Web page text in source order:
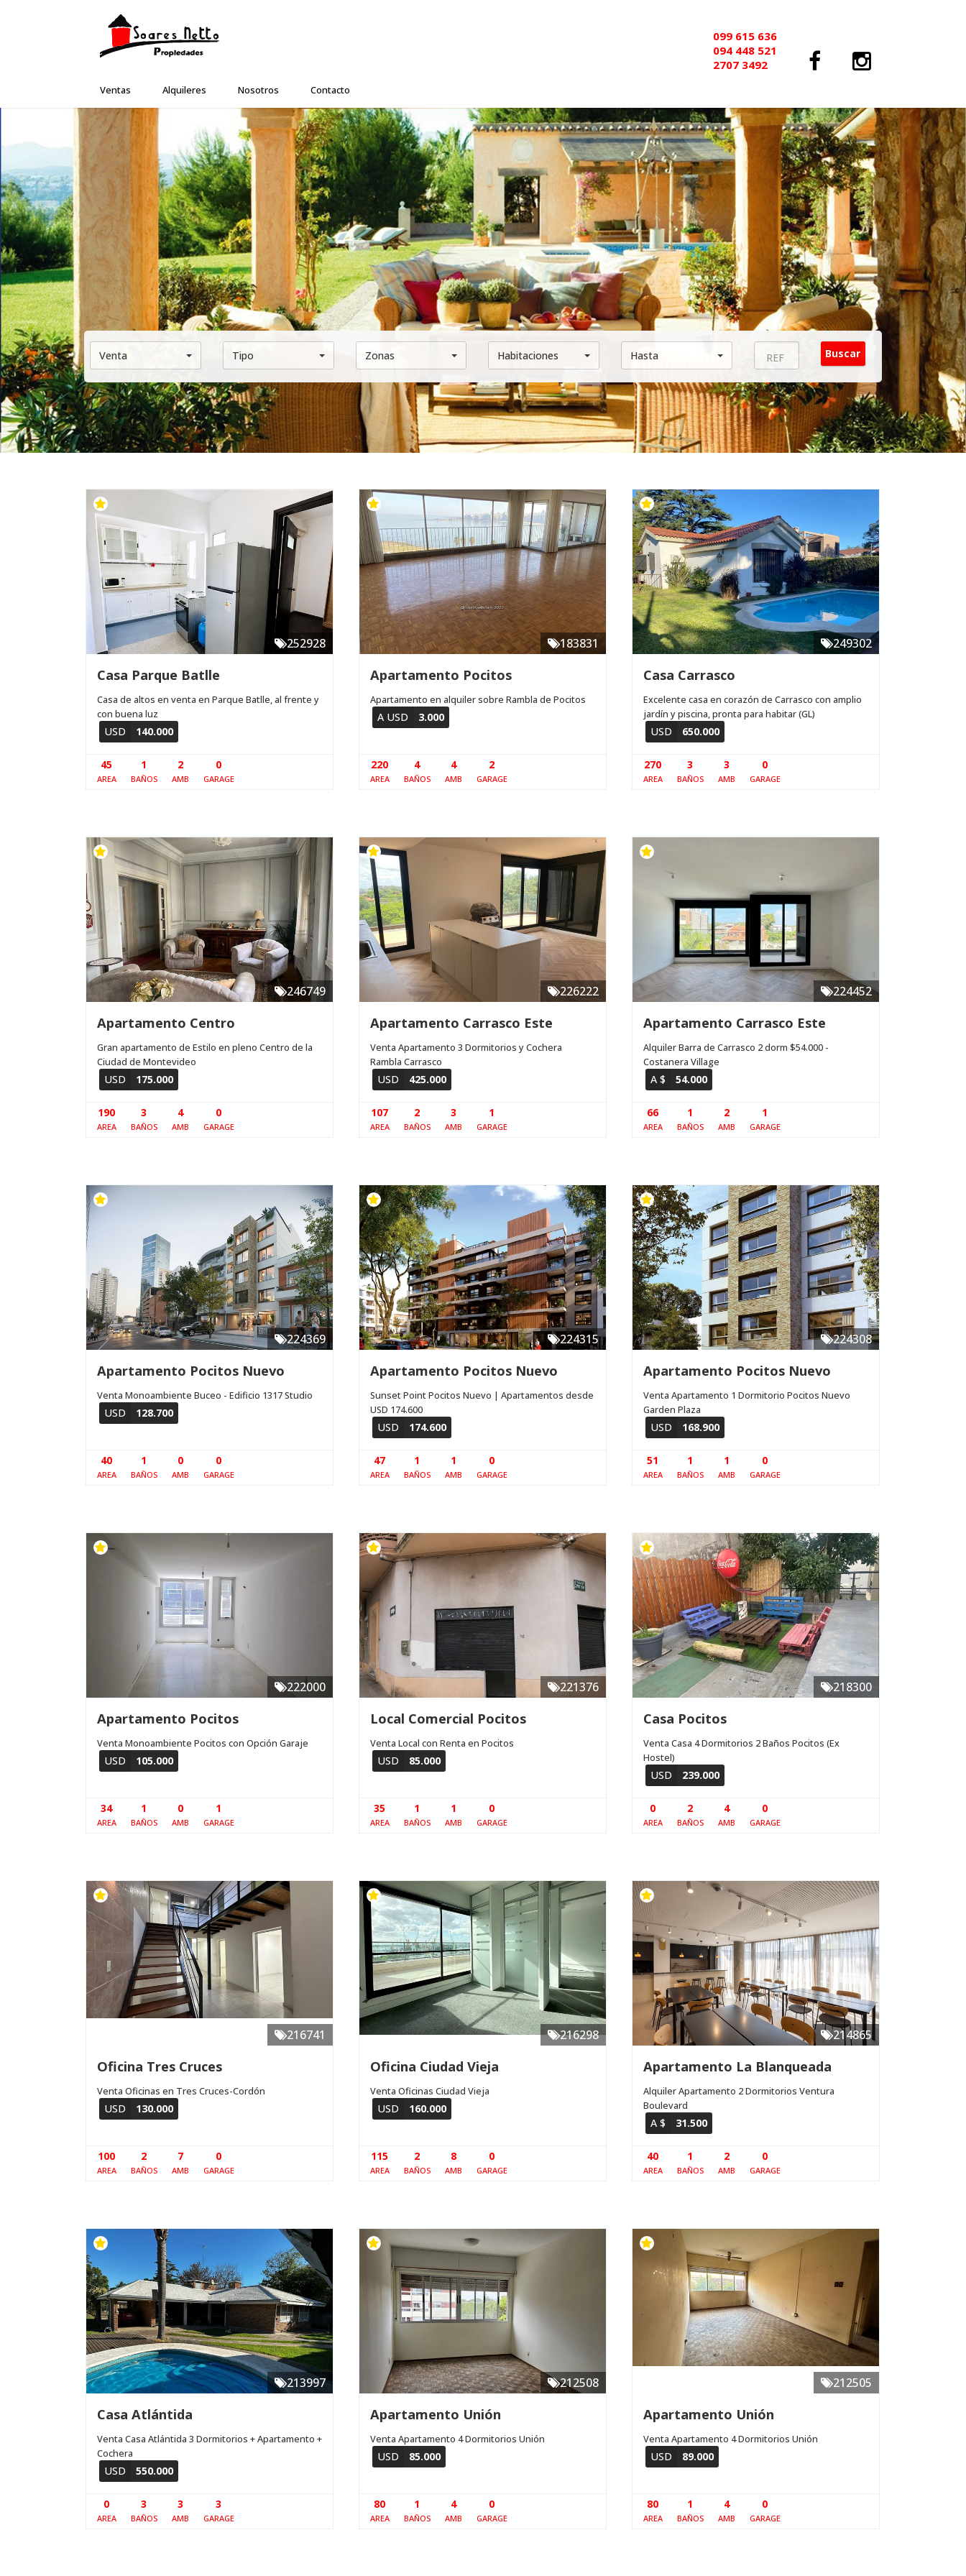
099 615 636
094 448 521
2707 3492
Ventas Alquileres Nosotros Contacto
Venta Tipo Zonas Habitaciones Hasta
252928
Casa Parque Batlle
Casa de altos en venta en Parque Batlle, al frente y
con buena luz
USD 140.000
45
AREA
1
BAÑOS
2
AMB
0
GARAGE
183831
Apartamento Pocitos
Apartamento en alquiler sobre Rambla de Pocitos
A USD 3.000
220
AREA
4
BAÑOS
4
AMB
2
GARAGE
249302
Casa Carrasco
Excelente casa en corazón de Carrasco con amplio
jardín y piscina, pronta para habitar (GL)
USD 650.000
270
AREA
3
BAÑOS
3
AMB
0
GARAGE
246749
Apartamento Centro
Gran apartamento de Estilo en pleno Centro de la
Ciudad de Montevideo
USD 175.000
190
AREA
3
BAÑOS
4
AMB
0
GARAGE
226222
Apartamento Carrasco Este
Venta Apartamento 3 Dormitorios y Cochera
Rambla Carrasco
USD 425.000
107
AREA
2
BAÑOS
3
AMB
1
GARAGE
224452
Apartamento Carrasco Este
Alquiler Barra de Carrasco 2 dorm $54.000 -
Costanera Village
A $ 54.000
66
AREA
1
BAÑOS
2
AMB
1
GARAGE
224369
Apartamento Pocitos Nuevo
Venta Monoambiente Buceo - Edificio 1317 Studio
USD 128.700
40
AREA
1
BAÑOS
0
AMB
0
GARAGE
224315
Apartamento Pocitos Nuevo
Sunset Point Pocitos Nuevo | Apartamentos desde
USD 174.600
USD 174.600
47
AREA
1
BAÑOS
1
AMB
0
GARAGE
224308
Apartamento Pocitos Nuevo
Venta Apartamento 1 Dormitorio Pocitos Nuevo
Garden Plaza
USD 168.900
51
AREA
1
BAÑOS
1
AMB
0
GARAGE
222000
Apartamento Pocitos
Venta Monoambiente Pocitos con Opción Garaje
USD 105.000
34
AREA
1
BAÑOS
0
AMB
1
GARAGE
221376
Local Comercial Pocitos
Venta Local con Renta en Pocitos
USD 85.000
35
AREA
1
BAÑOS
1
AMB
0
GARAGE
218300
Casa Pocitos
Venta Casa 4 Dormitorios 2 Baños Pocitos (Ex
Hostel)
USD 239.000
0
AREA
2
BAÑOS
4
AMB
0
GARAGE
216741
Oficina Tres Cruces
Venta Oficinas en Tres Cruces-Cordón
USD 130.000
100
AREA
2
BAÑOS
7
AMB
0
GARAGE
216298
Oficina Ciudad Vieja
Venta Oficinas Ciudad Vieja
USD 160.000
115
AREA
2
BAÑOS
8
AMB
0
GARAGE
214865
Apartamento La Blanqueada
Alquiler Apartamento 2 Dormitorios Ventura
Boulevard
A $ 31.500
40
AREA
1
BAÑOS
2
AMB
0
GARAGE
213997
Casa Atlántida
Venta Casa Atlántida 3 Dormitorios + Apartamento +
Cochera
USD 550.000
0
AREA
3
BAÑOS
3
AMB
3
GARAGE
212508
Apartamento Unión
Venta Apartamento 4 Dormitorios Unión
USD 85.000
80
AREA
1
BAÑOS
4
AMB
0
GARAGE
212505
Apartamento Unión
Venta Apartamento 4 Dormitorios Unión
USD 89.000
80
AREA
1
BAÑOS
4
AMB
0
GARAGE